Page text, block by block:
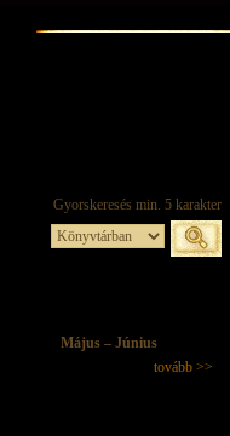
Május – Június
tovább >>